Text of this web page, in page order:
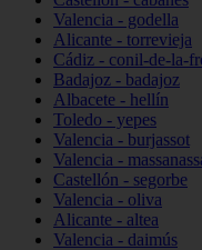
Valencia - godella
Alicante - torrevieja
Cádiz - conil-de-la-
Badajoz - badajoz
Albacete - hellín
Toledo - yepes
Valencia - burjassot
Valencia -
Castellón - segorbe
Valencia - oliva
Alicante - altea
Valencia - daimús